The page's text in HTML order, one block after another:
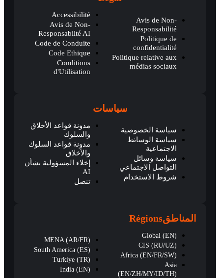
Avis de Non-
Responsabilité
Politique de
confidentialité
Politique relative aux
médias sociaux
Accessibilité
Avis de Non-
Responsabilté AI
Code de Conduite
Code Ethique
Conditions
d'Utilisation
سياسات
سياسة الخصوصية
سياسة الوسائط
الاجتماعية
سياسة وسائل
التواصل الاجتماعي
شروط الاستخدام
مدونة قواعد الأخلاق
والسلوك
مدونة قواعد السلوك
والأخلاق
إخلاء المسؤولية بشأن
AI
تنصل
المناطقRégions
Global (EN)
CIS (RU/UZ)
Africa (EN/FR/SW)
Asia
(EN/ZH/MY/ID/TH)
MENA (AR/FR)
South America (ES)
Turkiye (TR)
India (EN)